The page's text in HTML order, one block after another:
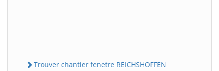
Trouver chantier fenetre REICHSHOFFEN